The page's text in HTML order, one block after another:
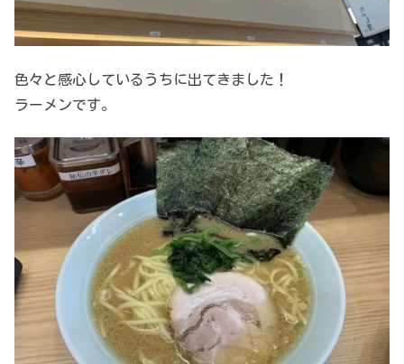
色々と感心しているうちに出てきました！
ラーメンです。